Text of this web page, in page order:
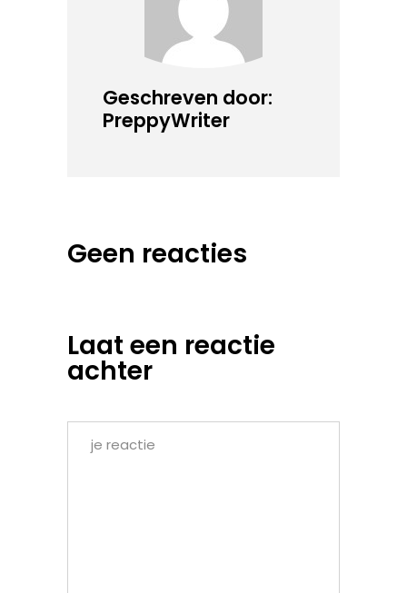
Geschreven door:
PreppyWriter
Geen reacties
Laat een reactie
achter